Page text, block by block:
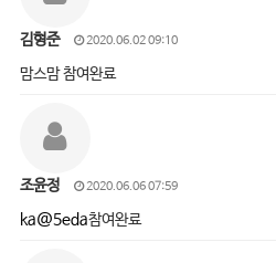
김형준 2020.06.02 09:10
맘스맘 참여완료
조윤정 2020.06.06 07:59
ka@5eda참여완료